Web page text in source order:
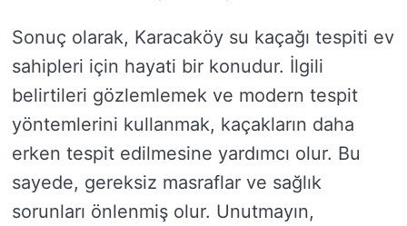
Sonuç olarak, Karacaköy su kaçağı tespiti ev
sahipleri için hayati bir konudur. İlgili
belirtileri gözlemlemek ve modern tespit
yöntemlerini kullanmak, kaçakların daha
erken tespit edilmesine yardımcı olur. Bu
sayede, gereksiz masraflar ve sağlık
sorunları önlenmiş olur. Unutmayın,